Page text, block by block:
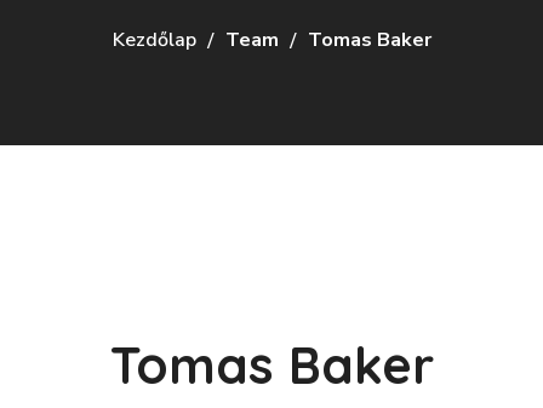
Kezdőlap Team Tomas Baker
Tomas Baker